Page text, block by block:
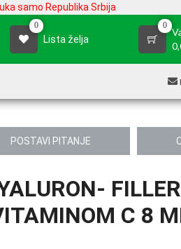
samo Republika Srbija
0
Lista želja
0
POSTAVI PITANJE
C 8